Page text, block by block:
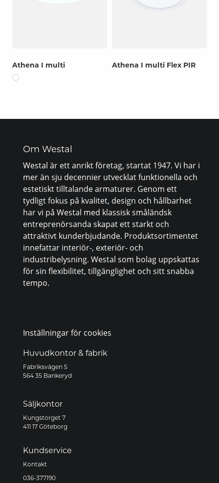
Athena I multi Athena I multi Flex PIR
Om Westal
Westal är ett anrikt företag, startat 1947. Vi har i
mer än sju decennier utvecklat funktionella och
estetiskt tilltalande armaturer. Genom ett
tydligt fokus på kvalitet, design och hållbarhet
har vi på Westal med klassisk småländsk
entreprenörsanda skapat ett starkt och
attraktivt kunderbjudande. Produktsortimentet
innefattar interiör-, exteriör- och
industribelysning. Westal som bolag uppskattas
för sin flexibilitet, tillgänglighet och sitt snabba
tempo.
Inställningar för cookies
Huvudkontor & fabrik
Fabriksvägen 5
564 35 Bankeryd
Säljkontor
Kungstorget 7
411 17 Göteborg
Kundservice
Kontakt
036-377190